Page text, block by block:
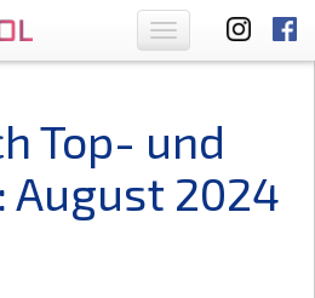
Toggle
navigation
Top- und
August 2024